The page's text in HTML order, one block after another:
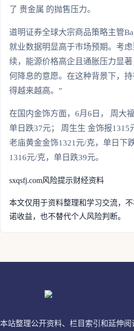
了 贵金属 的抛售压力。
道明证券全球大宗商品策略主管
就业数据明显高于市场预期。考
续，能源价格高企且通胀压力显
何降息的意愿。在这种背景下，
得越来越高。”
在国内金饰方面，6月6日， 周大
单日跌37元； 周生生 金饰报1315
老庙黄金金饰1321元/克，单日下
1316元/克，单日跌39元。
sxqsfj.com风险提示财经资料
本文仅用于资料整理和学习交流，
诺收益，也不替代个人风险判断。
本站整理公开资料、栏目索引和延伸